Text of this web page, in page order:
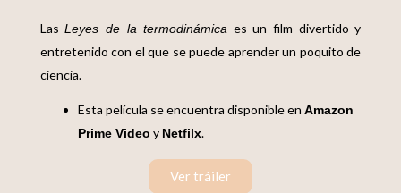
LasLeyes de la termodinámica es un film divertido y
entretenido con el que se puede aprender un poquito de
ciencia.
Esta película se encuentra disponible en Amazon
Prime Video y Netfilx.
Ver tráiler